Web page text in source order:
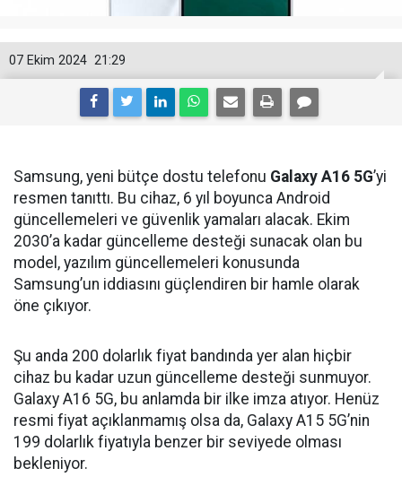
21:29
07 Ekim 2024
Samsung, yeni bütçe dostu telefonu Galaxy A16 5G’yi
resmen tanıttı. Bu cihaz, 6 yıl boyunca Android
güncellemeleri ve güvenlik yamaları alacak. Ekim
2030’a kadar güncelleme desteği sunacak olan bu
model, yazılım güncellemeleri konusunda
Samsung’un iddiasını güçlendiren bir hamle olarak
öne çıkıyor.
Şu anda 200 dolarlık fiyat bandında yer alan hiçbir
cihaz bu kadar uzun güncelleme desteği sunmuyor.
Galaxy A16 5G, bu anlamda bir ilke imza atıyor. Henüz
resmi fiyat açıklanmamış olsa da, Galaxy A15 5G’nin
199 dolarlık fiyatıyla benzer bir seviyede olması
bekleniyor.